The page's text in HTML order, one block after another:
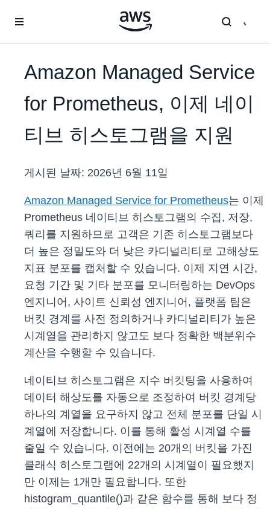
Amazon Managed Service
for Prometheus, 이제 네이
티브 히스토그램을 지원
게시된 날짜: 2026년 6월 11일
Amazon Managed Service for Prometheus는 이제
Prometheus 네이티브 히스토그램의 수집, 저장,
쿼리를 지원하므로 고객은 기존 히스토그램보다
더 높은 정밀도와 더 낮은 카디널리티로 고해상도
지표 분포를 캡처할 수 있습니다. 이제 지연 시간,
요청 기간 및 기타 분포를 모니터링하는 DevOps
엔지니어, 사이트 신뢰성 엔지니어, 플랫폼 팀은
버킷 경계를 사전 정의하거나 카디널리티가 높은
시계열을 관리하지 않고도 보다 정확한 백분위수
계산을 수행할 수 있습니다.
네이티브 히스토그램은 지수 버킷팅을 사용하여
데이터 해상도를 자동으로 조정하여 버킷 경계당
하나의 계열을 요구하지 않고 전체 분포를 단일 시
계열에 저장합니다. 이를 통해 활성 시계열 수를
줄일 수 있습니다. 이전에는 20개의 버킷을 가진
클래식 히스토그램에 22개의 시계열이 필요했지
만 이제는 1개만 필요합니다. 또한
histogram_quantile()과 같은 함수를 통해 보다 정